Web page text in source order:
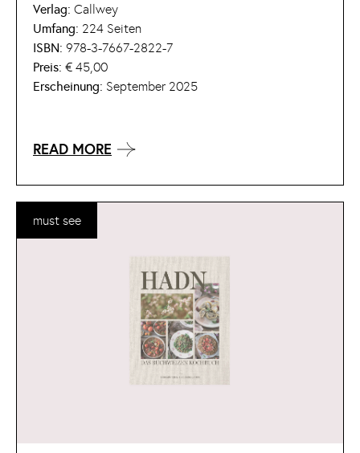
Verlag: Callwey
Umfang: 224 Seiten
ISBN: 978-3-7667-2822-7
Preis: € 45,00
Erscheinung: September 2025
READ MORE
must see